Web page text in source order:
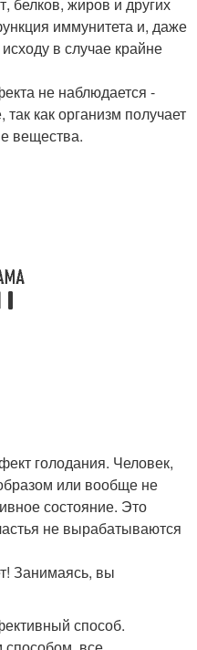
иммунитета и, даже
в случае крайне
не наблюдается -
как организм получает
вещества.
голодания. Человек,
или вообще не
состояние. Это
не вырабатываются
Занимаясь, вы
способ.